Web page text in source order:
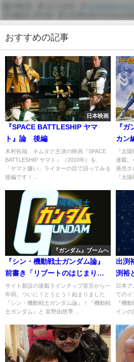
おすすめの記事
日本映画
『SPACE BATTLESHIP ヤマ
ト』論 後編
木村拓哉、キムタク主演の映画『SPACE
BATTLESHIP ヤマト』（2010年）を、
「ヤマト嫌い」ライターの目で語ってみる
後編です！...
『
カン
陽戦
『太
連載。
発売さ
『太
『ガンダム』ブームへ
『シン・機動戦士ガンダム論』
前書き「リブートのはじまりに
当たって」
サイト新設の連載ラインナップ宣言から一
年弱。ついに！とうとう！始まりました
『シン・機動戦士ガンダム論』！『機動戦
士ガンダム』と 富野由悠季 ...
出渕
渕裕
日本
てのイ
『機
インの